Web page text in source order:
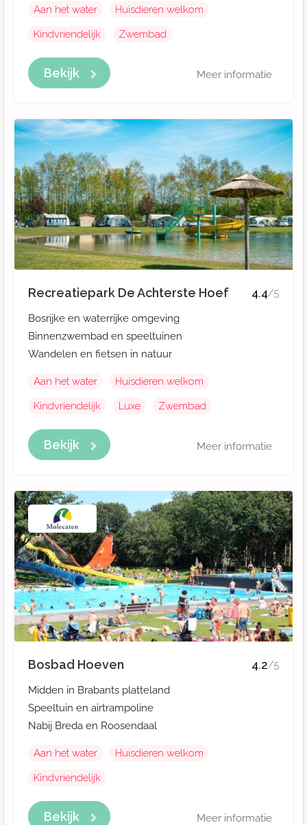
Aan het water
Huisdieren welkom
Kindvriendelijk
Zwembad
Bekijk Meer informatie
Recreatiepark De Achterste Hoef 4.4/5
Bosrijke en waterrijke omgeving
Binnenzwembad en speeltuinen
Wandelen en fietsen in natuur
Aan het water
Huisdieren welkom
Kindvriendelijk
Luxe Zwembad
Bekijk Meer informatie
Bosbad Hoeven 4.2/5
Midden in Brabants platteland
Speeltuin en airtrampoline
Nabij Breda en Roosendaal
Aan het water
Huisdieren welkom
Kindvriendelijk
Bekijk Meer informatie